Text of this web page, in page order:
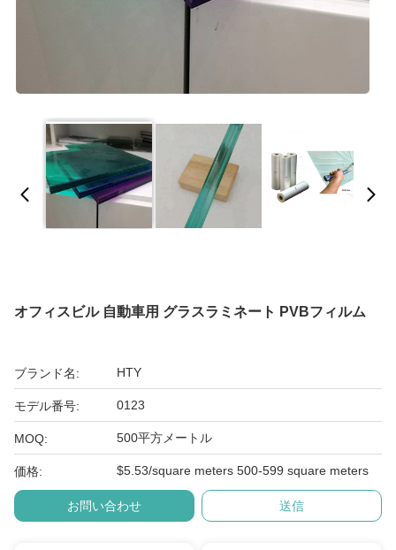
オフィスビル 自動車用 グラスラミネート PVBフィルム
ブランド名: HTY
モデル番号: 0123
MOQ: 500平方メートル
価格: $5.53/square meters 500-599 square meters
お問い合わせ 送信